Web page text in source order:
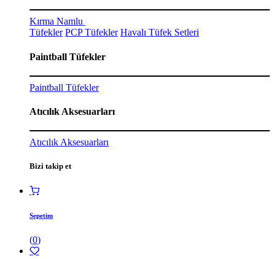
Kırma Namlu
Tüfekler PCP Tüfekler Havalı Tüfek Setleri
Paintball Tüfekler
Paintball Tüfekler
Atıcılık Aksesuarları
Atıcılık Aksesuarları
Bizi takip et
Sepetim
(0)